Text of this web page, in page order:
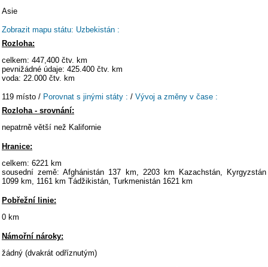
Asie
Zobrazit mapu státu: Uzbekistán :
Rozloha:
celkem: 447,400 čtv. km
pevnižádné údaje: 425.400 čtv. km
voda: 22.000 čtv. km
119 místo / Porovnat s jinými státy : / Vývoj a změny v čase :
Rozloha - srovnání:
nepatrně větší než Kalifornie
Hranice:
celkem: 6221 km
sousední země: Afghánistán 137 km, 2203 km Kazachstán, Kyrgyzstán
1099 km, 1161 km Tádžikistán, Turkmenistán 1621 km
Pobřežní linie:
0 km
Námořní nároky:
žádný (dvakrát odříznutým)